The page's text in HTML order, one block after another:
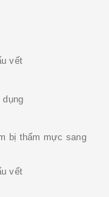
vết
bị thấm mực sang
vết